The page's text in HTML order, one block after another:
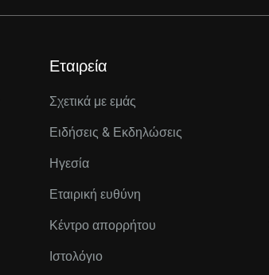
Εταιρεία
Σχετικά με εμάς
Ειδήσεις & Εκδηλώσεις
Ηγεσία
Εταιρική ευθύνη
Κέντρο απορρήτου
Ιστολόγιο